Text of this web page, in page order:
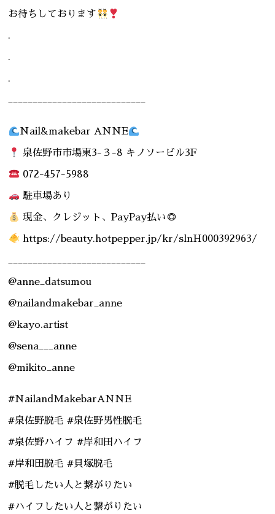
お待ちしております
.
.
.
Nail&makebar ANNE
泉佐野市市場東3-３-8 キノソービル3F
072-457-5988
駐車場あり
現金、クレジット、PayPay払い◎
https://beauty.hotpepper.jp/kr/slnH000392963/
@anne_datsumou
@nailandmakebar_anne
@kayo.artist
@sena___anne
@mikito_anne
#NailandMakebarANNE
#泉佐野脱毛 #泉佐野男性脱毛
#泉佐野ハイフ #岸和田ハイフ
#岸和田脱毛 #貝塚脱毛
#脱毛したい人と繋がりたい
#ハイフしたい人と繋がりたい